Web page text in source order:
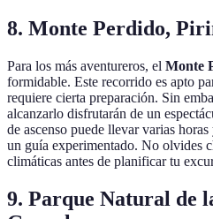
8. Monte Perdido,
Para los más aventureros, el Monte
formidable. Este recorrido es apto
requiere cierta preparación. Sin
alcanzarlo disfrutarán de un
de ascenso puede llevar varias
un guía experimentado. No olvides
climáticas antes de planificar tu
9. Parque Natural de